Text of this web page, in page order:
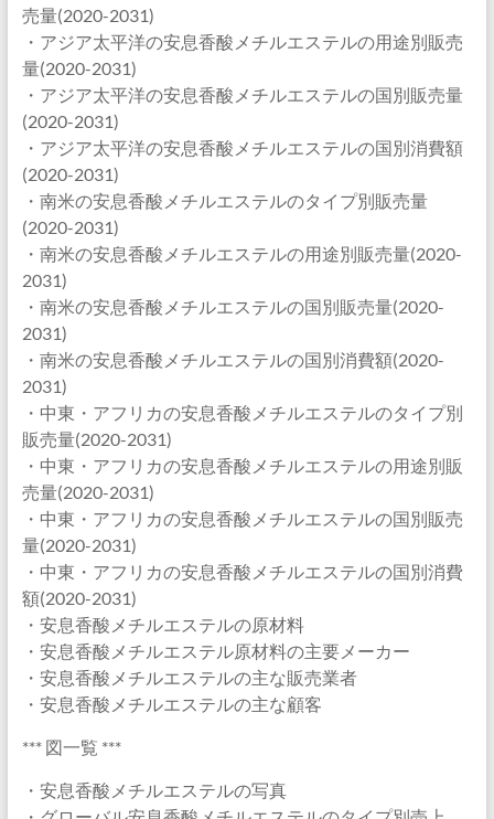
売量(2020-2031)
・アジア太平洋の安息香酸メチルエステルの用途別販売
量(2020-2031)
・アジア太平洋の安息香酸メチルエステルの国別販売量
(2020-2031)
・アジア太平洋の安息香酸メチルエステルの国別消費額
(2020-2031)
・南米の安息香酸メチルエステルのタイプ別販売量
(2020-2031)
・南米の安息香酸メチルエステルの用途別販売量(2020-
2031)
・南米の安息香酸メチルエステルの国別販売量(2020-
2031)
・南米の安息香酸メチルエステルの国別消費額(2020-
2031)
・中東・アフリカの安息香酸メチルエステルのタイプ別
販売量(2020-2031)
・中東・アフリカの安息香酸メチルエステルの用途別販
売量(2020-2031)
・中東・アフリカの安息香酸メチルエステルの国別販売
量(2020-2031)
・中東・アフリカの安息香酸メチルエステルの国別消費
額(2020-2031)
・安息香酸メチルエステルの原材料
・安息香酸メチルエステル原材料の主要メーカー
・安息香酸メチルエステルの主な販売業者
・安息香酸メチルエステルの主な顧客
*** 図一覧 ***
・安息香酸メチルエステルの写真